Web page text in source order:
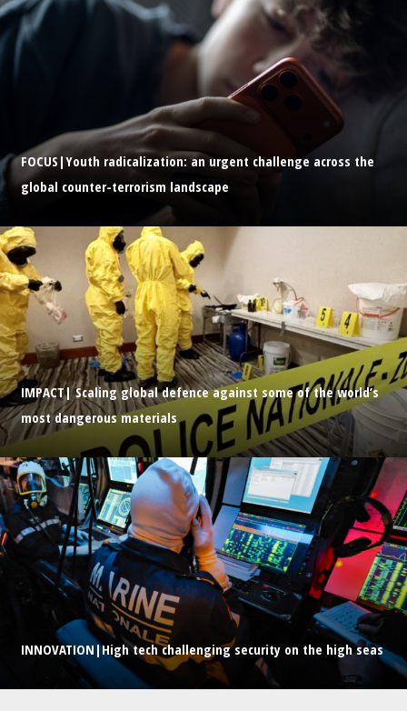
FOCUS|Youth radicalization: an urgent challenge across the
global counter-terrorism landscape
IMPACT| Scaling global defence against some of the world’s
most dangerous materials
INNOVATION|High tech challenging security on the high seas